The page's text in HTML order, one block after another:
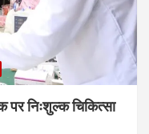
पर निःशुल्क चिकित्सा